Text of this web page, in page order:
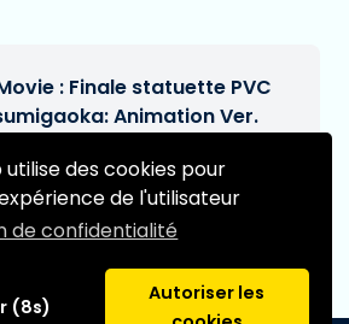
utilise des cookies pour
de l'utilisateur
de confidentialité
(8s)
Autoriser les
: Finale statuette PVC
Animation Ver.
réserve de modifications]
prévue: